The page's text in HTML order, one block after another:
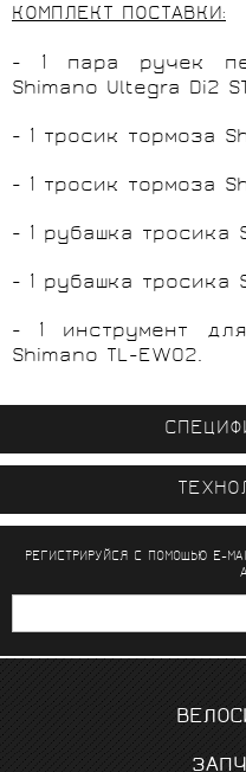
КОМПЛЕКТ ПОСТАВКИ:
- 1 пара ручек
Shimano Ultegra Di2
- 1 тросик тормоза
- 1 тросик тормоза
- 1 рубашка тросика
- 1 рубашка тросика
- 1 инструмент
Shimano TL-EW02.
РЕГИСТРИРУЙСЯ С ПОМОЩЬЮ E-